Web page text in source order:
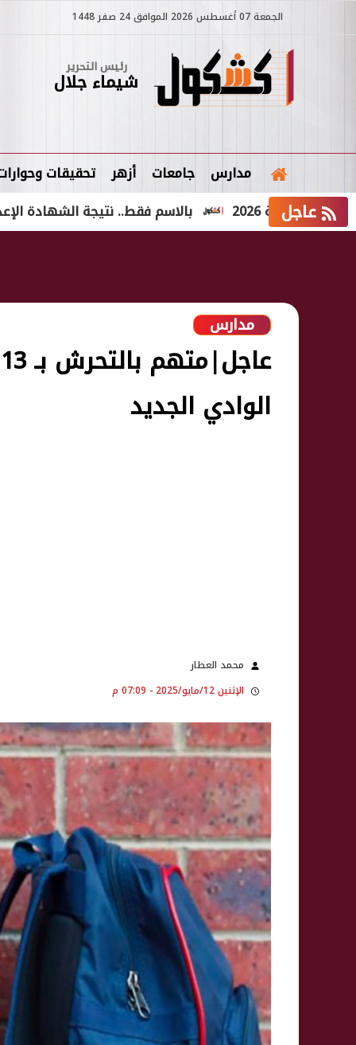
الجمعة 07 أغسطس 2026 الموافق 24 صفر 1448
رئيس التحرير
شيماء جلال
مدارس جامعات أزهر تحقيقات
عاجل بالاسم فقط.. نتيجة الشهادة الإعدادية الدور الثاني 2026 2026
مدارس
الوادي الجديد
محمد العطار
الإثنين 12/مايو/2025 - 07:09 م